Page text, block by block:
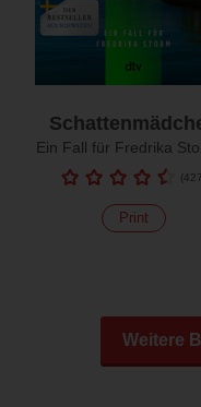
Ein Fall für Fredrika
(427
Print
Weitere